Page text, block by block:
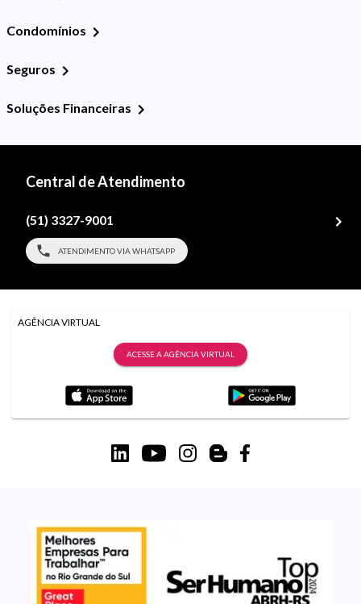
Condomínios
Seguros
Soluções Financeiras
Central de Atendimento
(51) 3327-9001
ATENDIMENTO VIA WHATSAPP
AGÊNCIA VIRTUAL
ACESSE A AGÊNCIA VIRTUAL